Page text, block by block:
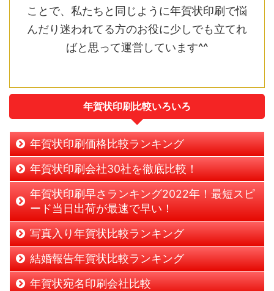
ことで、私たちと同じように年賀状印刷で悩
んだり迷われてる方のお役に少しでも立てれ
ばと思って運営しています^^
年賀状印刷比較いろいろ
年賀状印刷価格比較ランキング
年賀状印刷会社30社を徹底比較！
年賀状印刷早さランキング2022年！最短スピ
ード当日出荷が最速で早い！
写真入り年賀状比較ランキング
結婚報告年賀状比較ランキング
年賀状宛名印刷会社比較